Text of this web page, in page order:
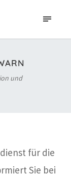
und
für die
Sie bei